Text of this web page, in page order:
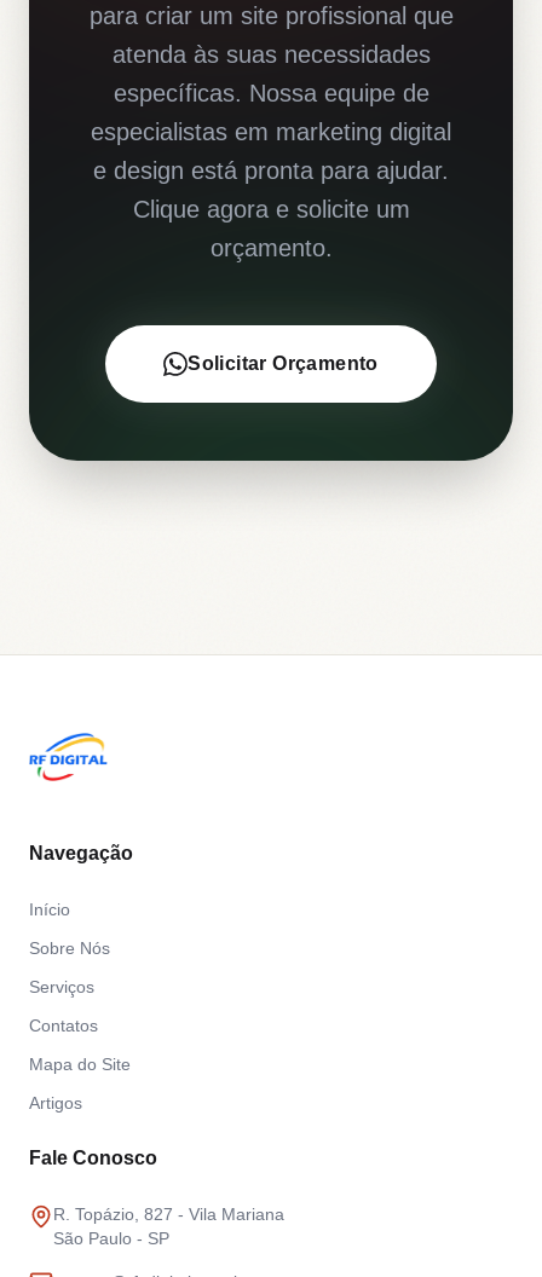
para criar um site profissional que
atenda às suas necessidades
específicas. Nossa equipe de
especialistas em marketing digital
e design está pronta para ajudar.
Clique agora e solicite um
orçamento.
Solicitar Orçamento
Navegação
Início
Sobre Nós
Serviços
Contatos
Mapa do Site
Artigos
Fale Conosco
R. Topázio, 827 - Vila Mariana
São Paulo - SP